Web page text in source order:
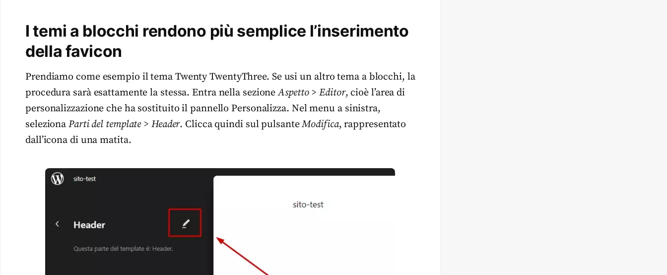
I temi a blocchi rendono più semplice l’inserimento
della favicon
Prendiamo come esempio il tema Twenty TwentyThree. Se usi un altro tema a blocchi, la
procedura sarà esattamente la stessa. Entra nella sezioneAspetto > Editor, cioè l’area di
personalizzazione che ha sostituito il pannello Personalizza. Nel menu a sinistra,
selezionaParti del template > Header. Clicca quindi sul pulsanteModifica, rappresentato
dall’icona di una matita.